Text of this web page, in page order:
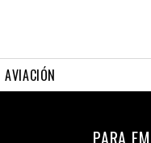
AVIACIÓN
PARA